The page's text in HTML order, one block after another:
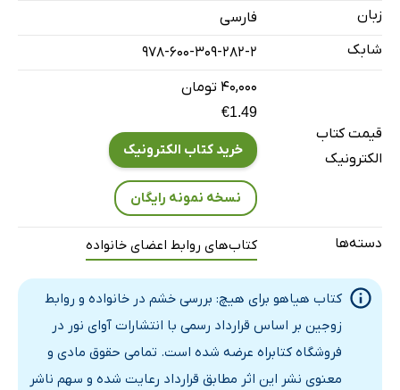
آیا همه‌ی خشم و غضب‌ها مرئی هستند؟
فصل سوم: پرخاشگری و دیدگاه‌های نظری در مورد آن
پرخاشگری در بین حیوانات و انسان‌ها
دیدگاه‌های نظری در مورد پرخاشگری
فصل چهارم: جنسیت و پرخاشگری
تفاوت‌های جنسیتی در پرخاشگری
تفاوت جنسیت در خشم بزرگسالان: تحریک، هدف، حالت بیان.
تجربه ذهنی
زبان
فارسی
شابک
978-600-309-282-2
قیمت کتاب
الکترونیک
۴۰,۰۰۰ تومان
€1.49
خرید کتاب الکترونیک
نسخه نمونه رایگان
دسته‌ها کتاب‌های روابط اعضای خانواده
کتاب هیاهو برای هیچ: بررسی خشم در خانواده و روابط
زوجین بر اساس قرارداد رسمی با انتشارات آوای نور در
فروشگاه کتابراه عرضه شده است. تمامی حقوق مادی و
معنوی نشر این اثر مطابق قرارداد رعایت شده و سهم ناشر